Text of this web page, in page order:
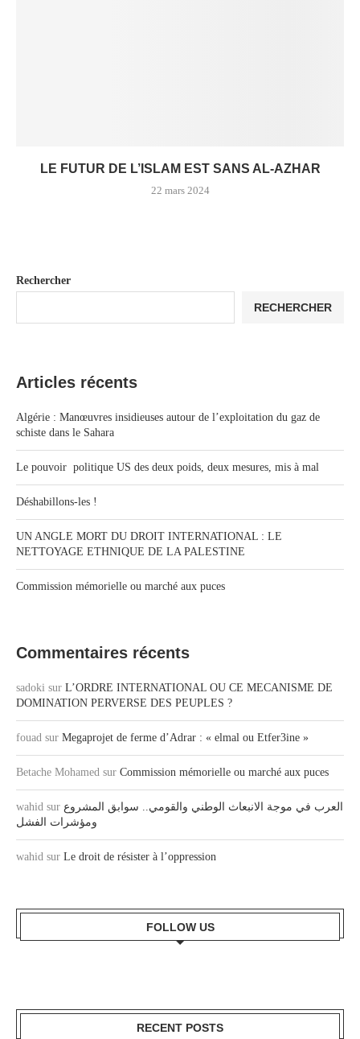
LE FUTUR DE L’ISLAM EST SANS AL-AZHAR
22 mars 2024
Rechercher
RECHERCHER
Articles récents
Algérie : Manœuvres insidieuses autour de l’exploitation du gaz de
schiste dans le Sahara
Le pouvoir politique US des deux poids, deux mesures, mis à mal
Déshabillons-les !
UN ANGLE MORT DU DROIT INTERNATIONAL : LE
NETTOYAGE ETHNIQUE DE LA PALESTINE
Commission mémorielle ou marché aux puces
Commentaires récents
sadoki sur L’ORDRE INTERNATIONAL OU CE MECANISME DE
DOMINATION PERVERSE DES PEUPLES ?
fouad sur Megaprojet de ferme d’Adrar : « elmal ou Etfer3ine »
Betache Mohamed sur Commission mémorielle ou marché aux puces
wahid sur العرب في موجة الانبعاث الوطني والقومي.. سوابق المشروع
ومؤشرات الفشل
wahid sur Le droit de résister à l’oppression
FOLLOW US
RECENT POSTS